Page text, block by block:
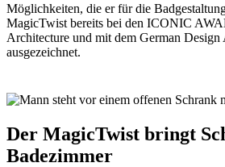
Möglichkeiten, die er für die
MagicTwist bereits bei den ICONIC
Architecture und mit dem German
ausgezeichnet.
Der MagicTwist bringt
Badezimmer